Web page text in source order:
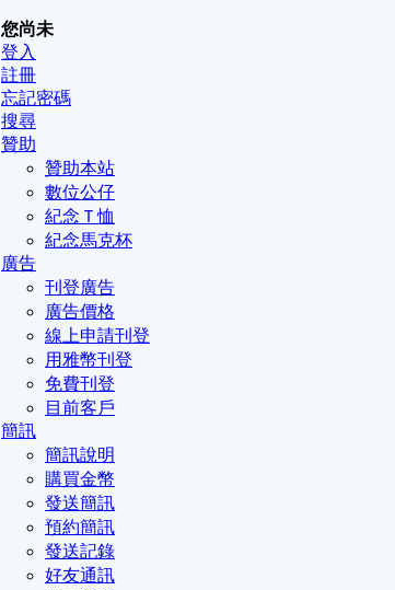
您尚未
登入
註冊
忘記密碼
搜尋
贊助
贊助本站
數位公仔
紀念Ｔ恤
紀念馬克杯
廣告
刊登廣告
廣告價格
線上申請刊登
用雅幣刊登
免費刊登
目前客戶
簡訊
簡訊說明
購買金幣
發送簡訊
預約簡訊
發送記錄
好友通訊